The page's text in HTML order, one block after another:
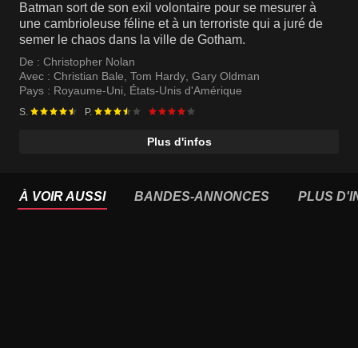
Batman sort de son exil volontaire pour se mesurer à
une cambrioleuse féline et à un terroriste qui a juré de
semer le chaos dans la ville de Gotham.
De : Christopher Nolan
Avec : Christian Bale, Tom Hardy, Gary Oldman
Pays : Royaume-Uni, États-Unis d'Amérique
S. P.
Plus d'infos
À VOIR AUSSI BANDES-ANNONCES PLUS